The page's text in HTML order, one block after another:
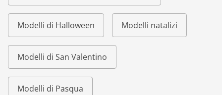
Modelli di Halloween Modelli natalizi
Modelli di San Valentino
Modelli di Pasqua